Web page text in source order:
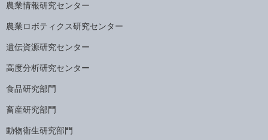
農業情報研究センター
農業ロボティクス研究センター
遺伝資源研究センター
高度分析研究センター
食品研究部門
畜産研究部門
動物衛生研究部門